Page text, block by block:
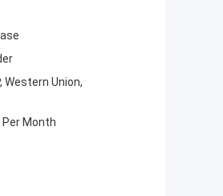
Western Union,
Month